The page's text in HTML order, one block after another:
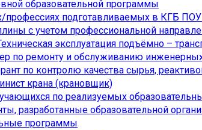
образовательной программы
профессиях подготавливаемых в КГБ
с учетом профессиональной
эксплуатация подъёмно –
по ремонту и обслуживанию
по контролю качества сырья,
крана (крановщик)
по реализуемых
разработанные образовательной
программы